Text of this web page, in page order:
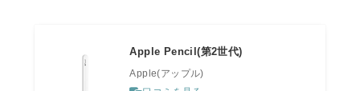
Apple Pencil(第2世代)
Apple(アップル)